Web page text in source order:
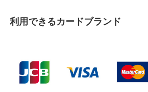
利用できるカードブランド